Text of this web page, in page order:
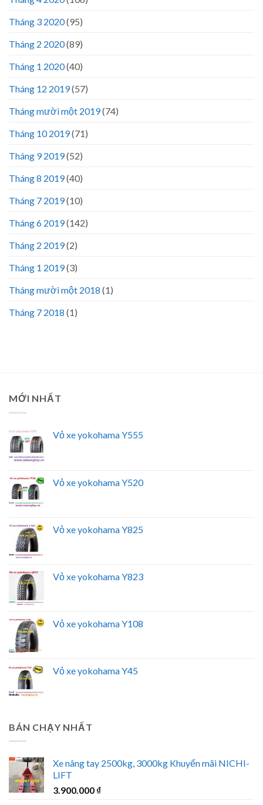
Tháng 3 2020(95)
Tháng 2 2020(89)
Tháng 1 2020(40)
Tháng 12 2019(57)
Tháng mười một 2019(74)
Tháng 10 2019(71)
Tháng 9 2019(52)
Tháng 8 2019(40)
Tháng 7 2019(10)
Tháng 6 2019(142)
Tháng 2 2019(2)
Tháng 1 2019(3)
Tháng mười một 2018 (1)
Tháng 7 2018 (1)
MỚI NHẤT
Vỏ xe yokohama Y555
Vỏ xe yokohama Y520
Vỏ xe yokohama Y825
Vỏ xe yokohama Y823
Vỏ xe yokohama Y108
Vỏ xe yokohama Y45
BÁN CHẠY NHẤT
Xe nâng tay 2500kg, 3000kg Khuyến mãi NICHI-
LIFT
3.900.000 ₫